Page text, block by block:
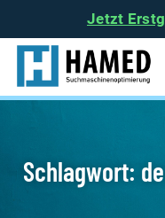
Jetzt
Schlagwort: